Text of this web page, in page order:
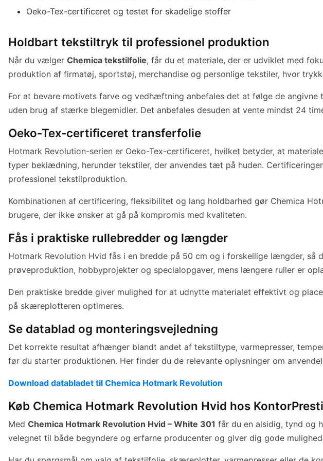
Oeko-Tex-certificeret og testet for skadelige stoffer
Holdbart tekstiltryk til professionel produktion
Når du vælger Chemica tekstilfolie, får du et materiale, der er udviklet med
produktion af firmatøj, sportstøj, merchandise og personlige tekstiler, hvor
For at bevare motivets farve og vedhæftning anbefales det at følge de
uden brug af stærke blegemidler. Det anbefales desuden at vente mindst 24
Oeko-Tex-certificeret transferfolie
Hotmark Revolution-serien er Oeko-Tex-certificeret, hvilket betyder, at
typer beklædning, herunder tekstiler, der anvendes tæt på huden.
professionel tekstilproduktion.
Kombinationen af certificering, fleksibilitet og lang holdbarhed gør Chemica
brugere, der ikke ønsker at gå på kompromis med kvaliteten.
Fås i praktiske rullebredder og længder
Hotmark Revolution Hvid fås i en bredde på 50 cm og i forskellige længder,
prøveproduktion, hobbyprojekter og specialopgaver, mens længere ruller er
Den praktiske bredde giver mulighed for at udnytte materialet effektivt og
på skæreplotteren optimeres.
Se datablad og monteringsvejledning
Det korrekte resultat afhænger blandt andet af tekstiltype, varmepresser,
før du starter produktionen. Her finder du de relevante oplysninger om
Download databladet til Chemica Hotmark Revolution
Køb Chemica Hotmark Revolution Hvid hos
Med Chemica Hotmark Revolution Hvid – White 301 får du en alsidig, tynd og
velegnet til både begyndere og erfarne producenter og giver dig gode